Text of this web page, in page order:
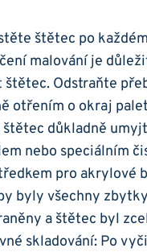
štětec po
malování je
štětec. Odstraňte​
otřením o okraj
štětec důkladně
nebo speciálním⁤
pro akrylové
byly všechny
a štětec byl
skladování: Po